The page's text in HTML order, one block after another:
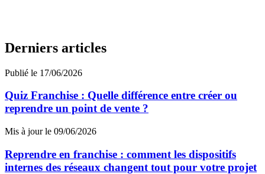
Derniers articles
Publié le 17/06/2026
Quiz Franchise : Quelle différence entre créer ou
reprendre un point de vente ?
Mis à jour le 09/06/2026
Reprendre en franchise : comment les dispositifs
internes des réseaux changent tout pour votre projet